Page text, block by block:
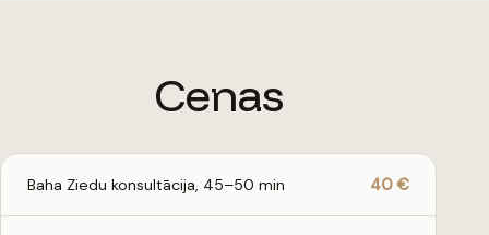
Cenas
Baha Ziedu konsultācija, 45–50 min 40 €